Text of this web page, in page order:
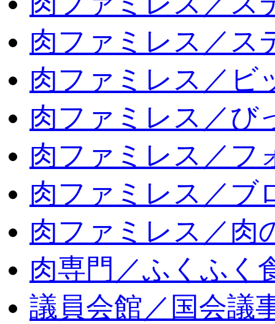
肉ファミレス／ス
肉ファミレス／ビ
肉ファミレス／び
肉ファミレス／フ
肉ファミレス／ブ
肉ファミレス／肉
肉専門／ふくふく
議員会館／国会議